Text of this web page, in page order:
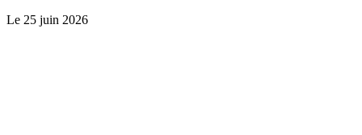
Le 25 juin 2026